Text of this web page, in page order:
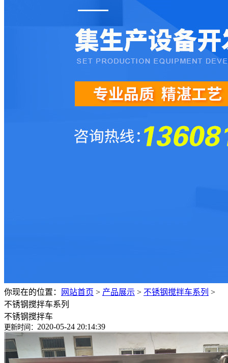
你现在的位置： 网站首页 > 产品展示 > 不锈钢搅拌车系列 >
不锈钢搅拌车系列
不锈钢搅拌车
更新时间： 2020-05-24 20:14:39